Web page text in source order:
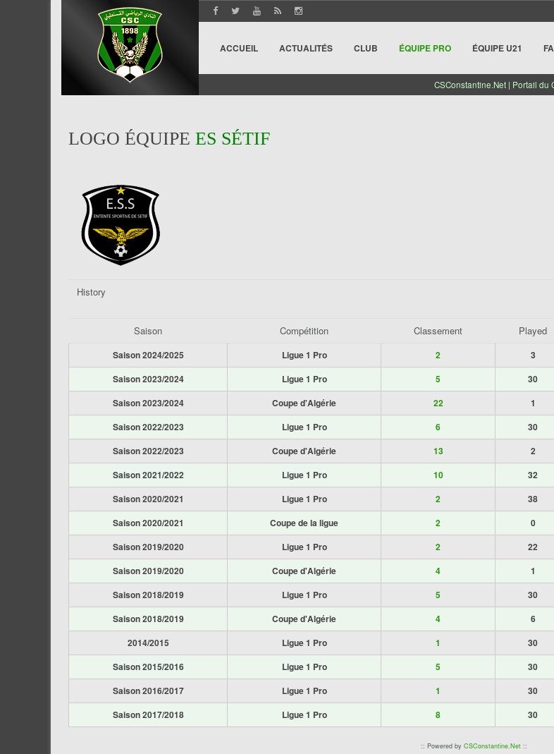
ACCUEIL ACTUALITÉS CLUB ÉQUIPE PRO ÉQUIPE U21
CSConstantine.Net | Portail du
LOGO ÉQUIPE ES SÉTIF
History
Saison Compétition Classement Played
Saison 2024/2025 Ligue 1 Pro 2 3
Saison 2023/2024
Ligue 1 Pro 5 30
Saison 2023/2024
Coupe d'Algérie 22 1
Saison 2022/2023
Ligue 1 Pro 6 30
Saison 2022/2023
Coupe d'Algérie 13 2
Saison 2021/2022
Ligue 1 Pro 10 32
Saison 2020/2021
Ligue 1 Pro 2 38
Saison 2020/2021
Coupe de la ligue 2 0
Saison 2019/2020
Ligue 1 Pro 2 22
Saison 2019/2020
Coupe d'Algérie 4 1
Saison 2018/2019
Ligue 1 Pro 5 30
Saison 2018/2019
Coupe d'Algérie 4 6
2014/2015
Ligue 1 Pro 1 30
Saison 2015/2016
Ligue 1 Pro 5 30
Saison 2016/2017
Ligue 1 Pro 1 30
Saison 2017/2018
Ligue 1 Pro 8 30
:: Powered by CSConstantine.Net::